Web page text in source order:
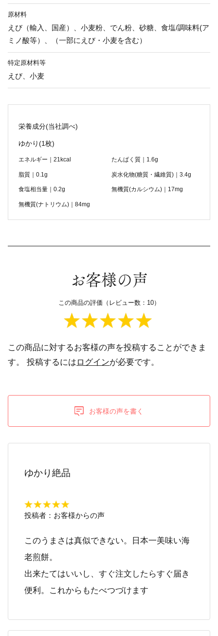
原材料
えび（輸入、国産）、小麦粉、でん粉、砂糖、食塩/調味料(ア
ミノ酸等）、（一部にえび・小麦を含む）
特定原材料等
えび、小麦
栄養成分(当社調べ)
ゆかり(1枚)
エネルギー｜21kcal たんぱく質｜1.6g
脂質｜0.1g 炭水化物(糖質・繊維質)｜3.4g
食塩相当量｜0.2g 無機質(カルシウム)｜17mg
無機質(ナトリウム)｜84mg
お客様の声
この商品の評価（レビュー数：10）
この商品に対するお客様の声を投稿することができま
す。
投稿するには ログインが必要です。
お客様の声を書く
ゆかり絶品
投稿者： お客様からの声
このうまさは真似できない。日本一美味い海
老煎餅。
出来たてはいいし、すぐ注文したらすぐ届き
便利。これからもたべつづけます